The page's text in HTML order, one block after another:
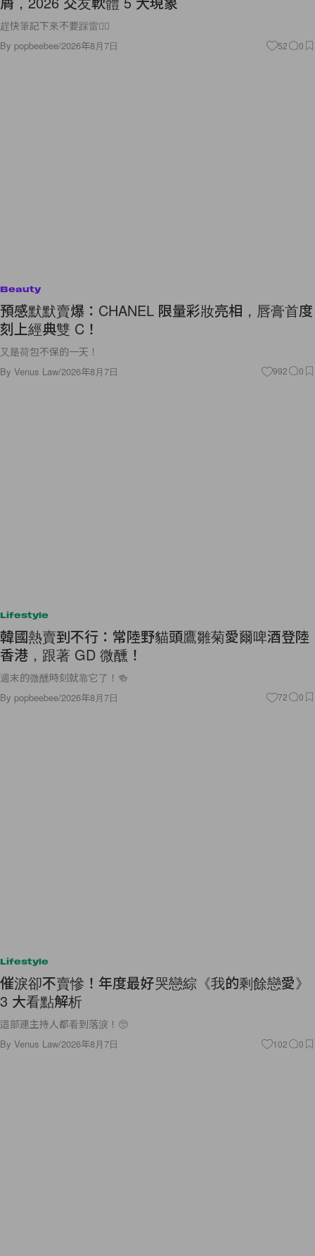
趕快筆記下來不要踩雷🙅‍♀️
By popbeebee/2026年8月7日 52 0
Beauty
預感默默賣爆：CHANEL 限量彩妝亮相，唇膏首度
刻上經典雙 C！
又是荷包不保的一天！
By Venus Law/2026年8月7日 992 0
Lifestyle
韓國熱賣到不行：常陸野貓頭鷹雛菊愛爾啤酒登陸
香港，跟著 GD 微醺！
週末的微醺時刻就靠它了！🍻
By popbeebee/2026年8月7日 72 0
Lifestyle
催淚卻不賣慘！年度最好哭戀綜《我的剩餘戀愛》
3 大看點解析
這部連主持人都看到落淚！🥺
By Venus Law/2026年8月7日 102 0